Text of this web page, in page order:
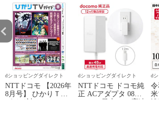
dショッピングダイレクト
NTTドコモ 【2026年
8月号】 ひかりＴＶ
dショッピングダイレクト
NTTドコモ ドコモ純
正 ACアダプタ 08
d